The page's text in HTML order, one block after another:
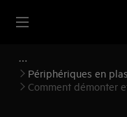
Périphériques en
produits))
Comment démonter